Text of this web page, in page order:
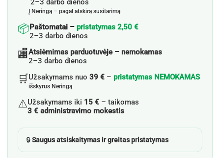
2–3 darbo dienos
Į Neringą – pagal atskirą susitarimą
📦 Paštomatai – pristatymas 2,50 €
2–3 darbo dienos
🏬Atsiėmimas parduotuvėje – nemokamas
2–3 darbo dienos
🛒 Užsakymams nuo 39 € – pristatymas NEMOKAMAS
išskyrus Neringą
⚠️Užsakymams iki 15 € – taikomas
3 € administravimo mokestis
🔒Saugus atsiskaitymas ir greitas pristatymas